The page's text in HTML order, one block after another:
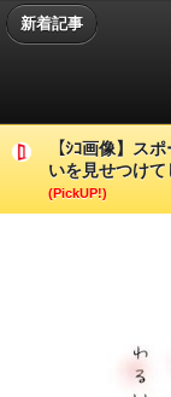
新着記事
【ｼｺ画像】ス
いを見せつけ
(PickUP!)